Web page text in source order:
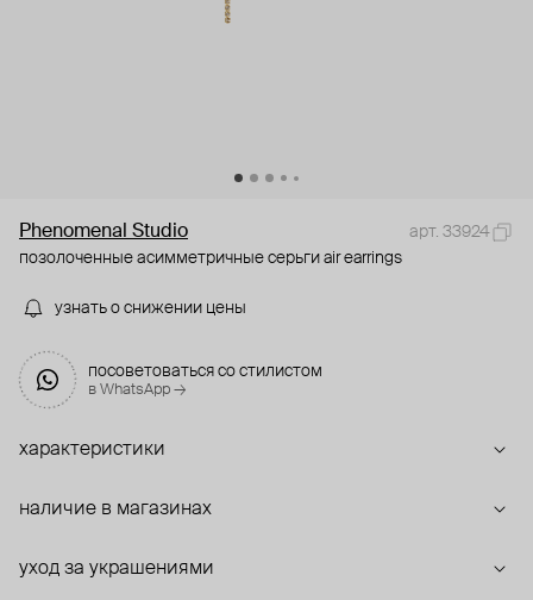
Phenomenal Studio
арт. 33924
позолоченные асимметричные серьги air earrings
узнать о снижении цены
посоветоваться со стилистом
в WhatsApp →
характеристики
наличие в магазинах
уход за украшениями